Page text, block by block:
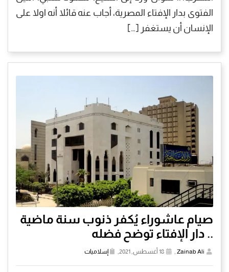
الفتوى بدار الإفتاء المصرية، أجاب عنه قائلا أنه اولا على
الإنسان أن يستغفر […]
صيام عاشوراء يُكفر ذنوب سنة ماضية
.. دار الإفتاء توضح فضله
Zainab Ali
, إسلاميات